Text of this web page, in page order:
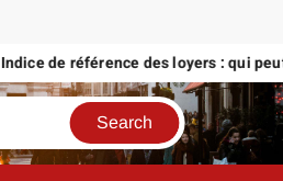
Indice de référence des loyers : qui